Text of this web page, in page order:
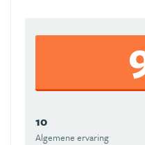
10
Algemene ervaring